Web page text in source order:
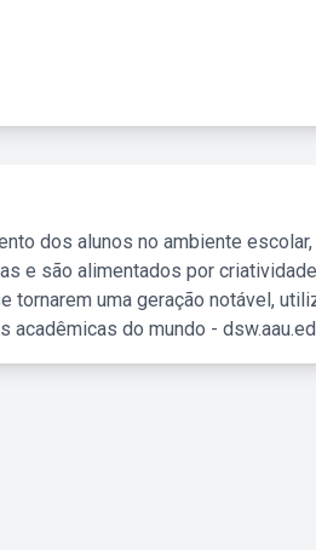
dos alunos no ambiente
e são alimentados por
uma geração notável,
do mundo -